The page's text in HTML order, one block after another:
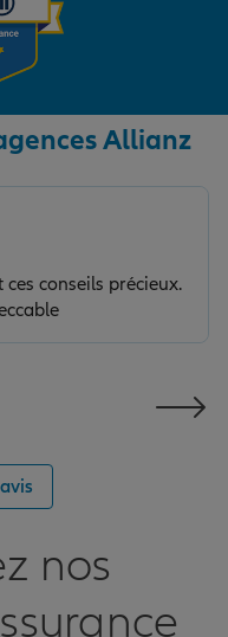
Allianz
conseils précieux.
nos